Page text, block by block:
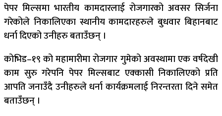
पेपर मिल्समा भारतीय कामदारलाई रोजगारको अवसर सिर्जना
गरेकोले निकालिएका स्थानीय कामदारहरुले बुधवार बिहानबाट
धर्ना दिएको उनीहरु बताउँछन् ।
कोभिड–१९ को महामारीमा रोजगार गुमेको अवस्थामा एक वर्षदेखी
काम सुरु गरेपनि पेपर मिल्सबाट एक्कासी निकालिएको प्रति
आपति जनाउँदै उनीहरुले धर्ना कार्यक्रमलाई निरन्तरता दिने समेत
बताउँछन् ।